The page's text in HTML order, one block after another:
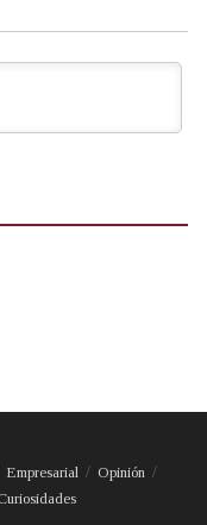
Empresarial
Opinión